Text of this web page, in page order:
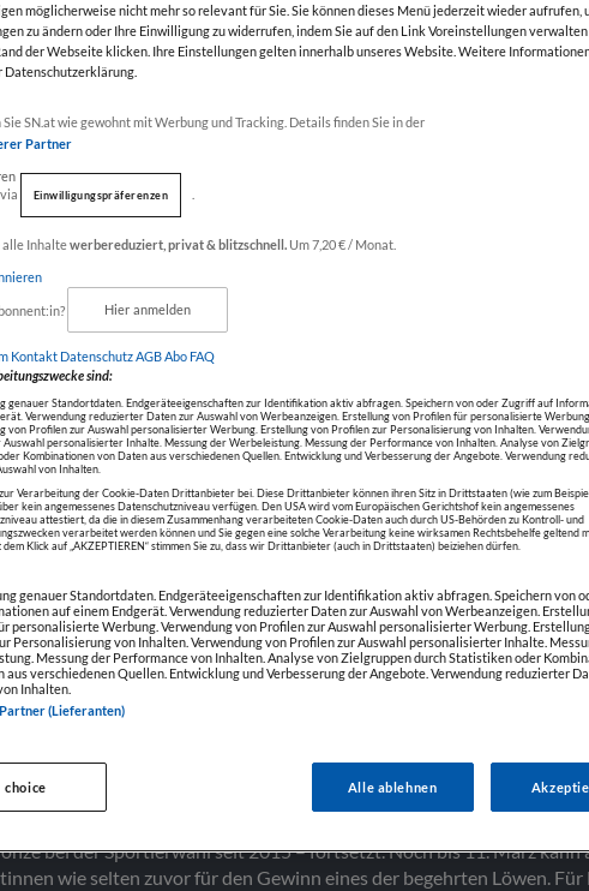
DER
Olympiabronze im 15-Kilometer- Skiathlon holte, legte sie damit
Ein Jahr danach fiebert die Radstädter Langläuferin dem
einer starken Vorstellung dort stehen die Chancen gut, dass
bei der Sportlerwahl seit 2015 – fortsetzt. Noch bis 11. März
wie selten zuvor für den Gewinn eines der begehrten Löwen.
möglicherweise nicht mehr so relevant für Sie. Sie können dieses Menü jederzeit wieder aufrufen,
zu ändern oder Ihre Einwilligung zu widerrufen, indem Sie auf den Link Voreinstellungen
der Webseite klicken. Ihre Einstellungen gelten innerhalb unseres Website. Weitere
Datenschutzerklärung.
Sie SN.at wie gewohnt mit Werbung und Tracking. Details finden Sie in der
Partner
Einwilligungspräferenzen
alle Inhaltewerbereduziert, privat & blitzschnell. Um 7,20 € / Monat.
Hier anmelden
Kontakt DatenschutzAGB Abo FAQ
sind:
genauer Standortdaten. Endgeräteeigenschaften zur Identifikation aktiv abfragen. Speichern von oder Zugriff auf
Verwendung reduzierter Daten zur Auswahl von Werbeanzeigen. Erstellung von Profilen für personalisierte Werbung.
von Profilen zur Auswahl personalisierter Werbung. Erstellung von Profilen zur Personalisierung von Inhalten.
personalisierter Inhalte. Messung der Werbeleistung. Messung der Performance von Inhalten. Analyse von
Kombinationen von Daten aus verschiedenen Quellen. Entwicklung und Verbesserung der Angebote. Verwendung
von Inhalten.
Verarbeitung der Cookie-Daten Drittanbieter bei. Diese Drittanbieter können ihren Sitz in Drittstaaten (wie zum
kein angemessenes Datenschutzniveau verfügen. Den USA wird vom Europäischen Gerichtshof kein angemessenes
attestiert, da die in diesem Zusammenhang verarbeiteten Cookie-Daten auch durch US-Behörden zu Kontroll- und
verarbeitet werden können und Sie gegen eine solche Verarbeitung keine wirksamen Rechtsbehelfe geltend
Klick auf „AKZEPTIEREN“ stimmen Sie zu, dass wir Drittanbieter (auch in Drittstaaten) beiziehen dürfen.
genauer Standortdaten. Endgeräteeigenschaften zur Identifikation aktiv abfragen. Speichern von
auf einem Endgerät. Verwendung reduzierter Daten zur Auswahl von Werbeanzeigen.
personalisierte Werbung. Verwendung von Profilen zur Auswahl personalisierter Werbung.
Personalisierung von Inhalten. Verwendung von Profilen zur Auswahl personalisierter Inhalte.
Messung der Performance von Inhalten. Analyse von Zielgruppen durch Statistiken oder
aus verschiedenen Quellen. Entwicklung und Verbesserung der Angebote. Verwendung reduzierter
Inhalten.
(Lieferanten)
choice Alle ablehnen